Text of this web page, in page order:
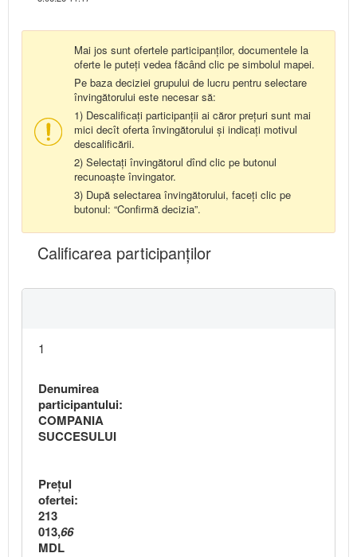
Mai jos sunt ofertele participanților, documentele la
oferte le puteți vedea făcând clic pe simbolul mapei.
Pe baza deciziei grupului de lucru pentru selectare
învingătorului este necesar să:
1) Descalificați participanții ai căror prețuri sunt mai
mici decît oferta învingătorului și indicați motivul
descalificării.
2) Selectați învingătorul dînd clic pe butonul
recunoaște învingator.
3) După selectarea învingătorului, faceți clic pe
butonul: “Confirmă decizia”.
Calificarea participanţilor
1
Denumirea
participantului:
COMPANIA
SUCCESULUI
Preţul
ofertei:
213
013,66
MDL